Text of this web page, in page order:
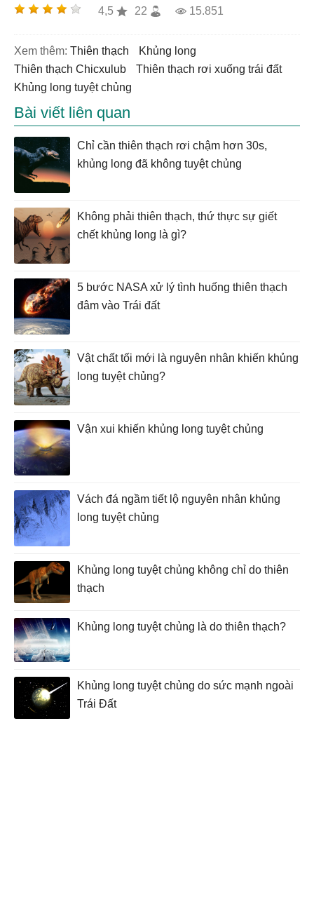
4,5 22 15.851
Xem thêm: thiên thạch
khủng long
thiên thạch Chicxulub
thiên thạch rơi xuống trái đất
khủng long tuyệt chủng
Bài viết liên quan
Chỉ cần thiên thạch rơi chậm hơn 30s,
khủng long đã không tuyệt chủng
Không phải thiên thạch, thứ thực sự giết
chết khủng long là gì?
5 bước NASA xử lý tình huống thiên thạch
đâm vào Trái đất
Vật chất tối mới là nguyên nhân khiến khủng
long tuyệt chủng?
Vận xui khiến khủng long tuyệt chủng
Vách đá ngầm tiết lộ nguyên nhân khủng
long tuyệt chủng
Khủng long tuyệt chủng không chỉ do thiên
thạch
Khủng long tuyệt chủng là do thiên thạch?
Khủng long tuyệt chủng do sức mạnh ngoài
Trái Đất